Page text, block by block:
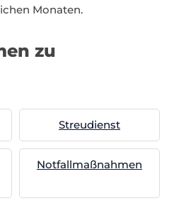
Monaten.
zu
Streudienst
Notfallmaßnahmen